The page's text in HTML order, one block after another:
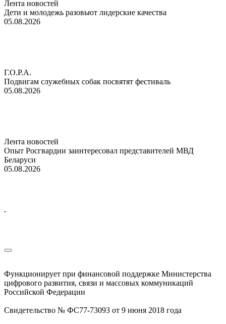
Лента новостей
Дети и молодежь разовьют лидерские качества
05.08.2026
Г.О.Р.А.
Подвигам служебных собак посвятят фестиваль
05.08.2026
Лента новостей
Опыт Росгвардии заинтересовал представителей МВД
Беларуси
05.08.2026
Функционирует при финансовой поддержке Министерства
цифрового развития, связи и массовых коммуникаций
Российской Федерации
Свидетельство № ФС77-73093 от 9 июня 2018 года